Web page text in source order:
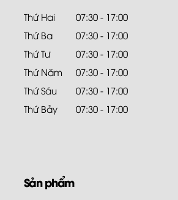
Thứ Hai
07:30 - 17:00
Thứ Ba
07:30 - 17:00
Thứ Tư
07:30 - 17:00
Thứ Năm
07:30 - 17:00
Thứ Sáu
07:30 - 17:00
Thứ Bảy
07:30 - 17:00
Sản phẩm